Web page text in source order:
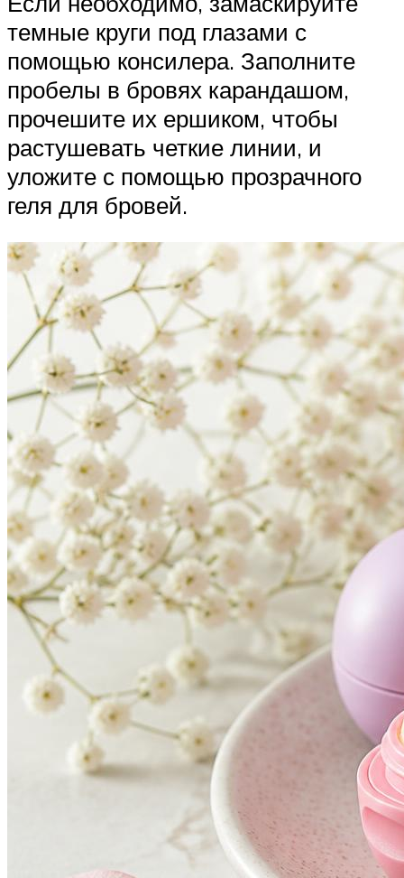
темные круги под глазами с
помощью консилера. Заполните
пробелы в бровях карандашом,
прочешите их ершиком, чтобы
растушевать четкие линии, и
уложите с помощью прозрачного
геля для бровей.